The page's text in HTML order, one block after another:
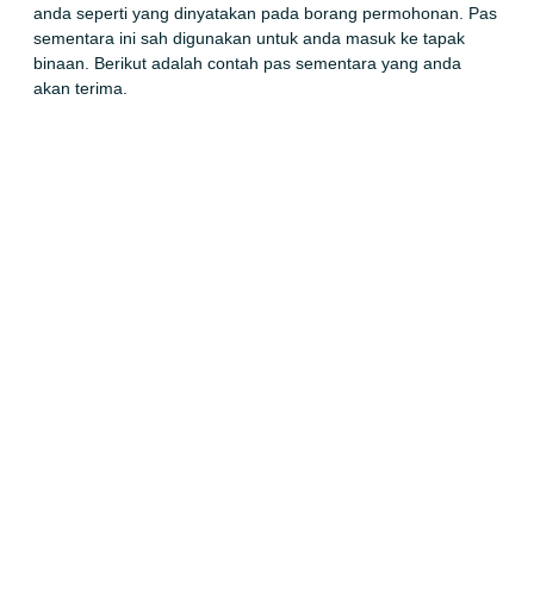
anda seperti yang dinyatakan pada borang permohonan. Pas
sementara ini sah digunakan untuk anda masuk ke tapak
binaan. Berikut adalah contah pas sementara yang anda
akan terima.